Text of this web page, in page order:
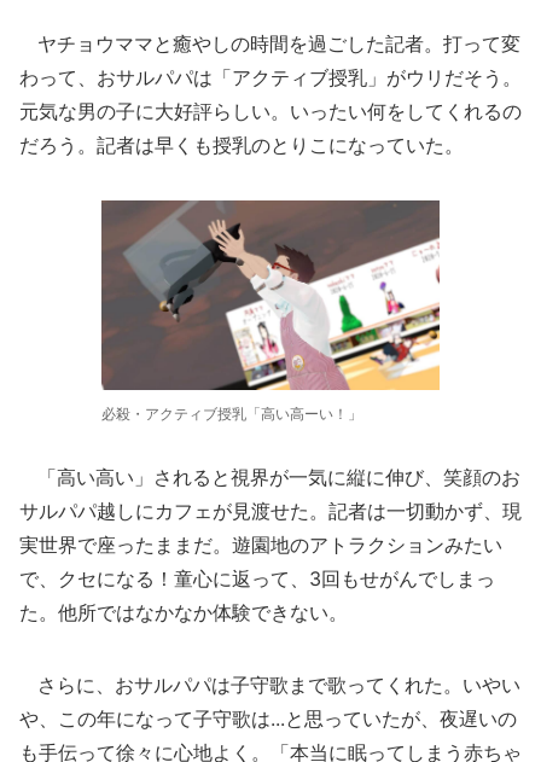
ヤチョウママと癒やしの時間を過ごした記者。打って変
わって、おサルパパは「アクティブ授乳」がウリだそう。
元気な男の子に大好評らしい。いったい何をしてくれるの
だろう。記者は早くも授乳のとりこになっていた。
必殺・アクティブ授乳「高い高ーい！」
「高い高い」されると視界が一気に縦に伸び、笑顔のお
サルパパ越しにカフェが見渡せた。記者は一切動かず、現
実世界で座ったままだ。遊園地のアトラクションみたい
で、クセになる！童心に返って、3回もせがんでしまっ
た。他所ではなかなか体験できない。
さらに、おサルパパは子守歌まで歌ってくれた。いやい
や、この年になって子守歌は...と思っていたが、夜遅いの
も手伝って徐々に心地よく。「本当に眠ってしまう赤ちゃ